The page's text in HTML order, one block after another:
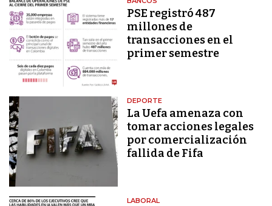
PSE registró 487
millones de
transacciones en el
primer semestre
DEPORTE
La Uefa amenaza con
tomar acciones legales
por comercialización
fallida de Fifa
LABORAL